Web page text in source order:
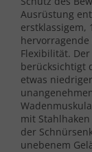
Ausrüstung
erstklassigem,
Flexibilität.
berücksichtigt
etwas
mit
der
unebenem